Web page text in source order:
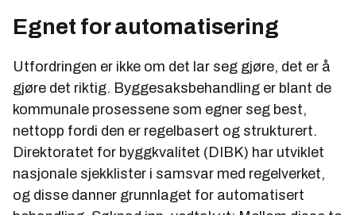
Egnet for automatisering
Utfordringen er ikke om det lar seg gjøre, det er å
gjøre det riktig. Byggesaksbehandling er blant de
kommunale prosessene som egner seg best,
nettopp fordi den er regelbasert og strukturert.
Direktoratet for byggkvalitet (DIBK) har utviklet
nasjonale sjekklister i samsvar med regelverket,
og disse danner grunnlaget for automatisert